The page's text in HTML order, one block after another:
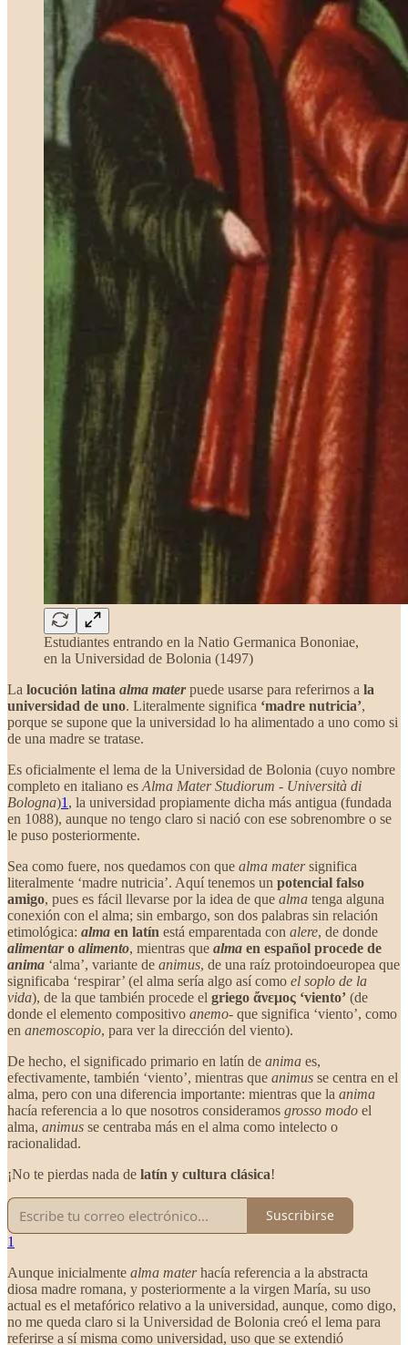
Estudiantes entrando en la Natio Germanica Bononiae,
en la Universidad de Bolonia (1497)
La locución latina alma materpuede usarse para referirnos a la
universidad de uno. Literalmente significa ‘madre nutricia’,
porque se supone que la universidad lo ha alimentado a uno como si
de una madre se tratase.
Es oficialmente el lema de la Universidad de Bolonia (cuyo nombre
completo en italiano es Alma Mater Studiorum - Università di
Bologna)1 , la universidad propiamente dicha más antigua (fundada
en 1088), aunque no tengo claro si nació con ese sobrenombre o se
le puso posteriormente.
Sea como fuere, nos quedamos con que alma matersignifica
literalmente ‘madre nutricia’. Aquí tenemos un potencial falso
amigo, pues es fácil llevarse por la idea de que alma tenga alguna
conexión con el alma; sin embargo, son dos palabras sin relación
etimológica: alma en latín está emparentada con alere, de donde
alimentaro alimento, mientras que alma en español procede de
anima ‘alma’, variante de animus, de una raíz protoindoeuropea que
significaba ‘respirar’ (el alma sería algo así como el soplo de la
vida), de la que también procede el griego ἄνεμος ‘viento’ (de
donde el elemento compositivo anemo‑ que significa ‘viento’, como
en anemoscopio, para ver la dirección del viento).
De hecho, el significado primario en latín de anima es,
efectivamente, también ‘viento’, mientras que animus se centra en el
alma, pero con una diferencia importante: mientras que la anima
hacía referencia a lo que nosotros consideramos grosso modo el
alma, animus se centraba más en el alma como intelecto o
racionalidad.
¡No te pierdas nada de latín y cultura clásica!
Suscribirse
1
Aunque inicialmente alma materhacía referencia a la abstracta
diosa madre romana, y posteriormente a la virgen María, su uso
actual es el metafórico relativo a la universidad, aunque, como digo,
no me queda claro si la Universidad de Bolonia creó el lema para
referirse a sí misma como universidad, uso que se extendió